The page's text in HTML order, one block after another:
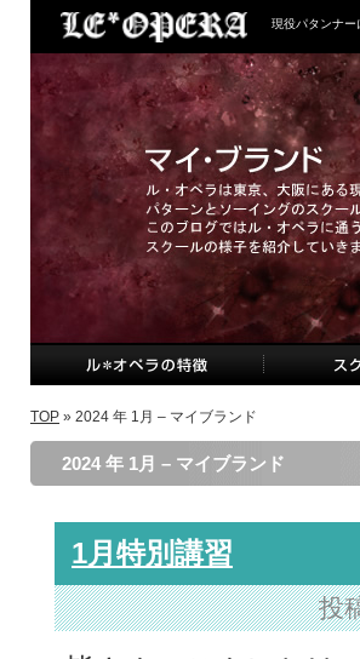
現役パタンナー
TOP » 2024 年 1月 – マイブランド
2024 年 1月 – マイブランド
1月特別講習
投